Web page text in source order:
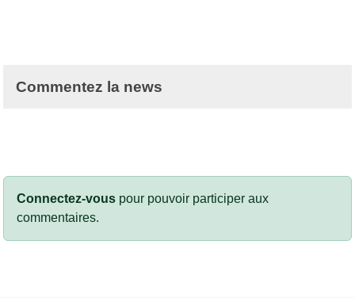
Commentez la news
Connectez-vous pour pouvoir participer aux
commentaires.